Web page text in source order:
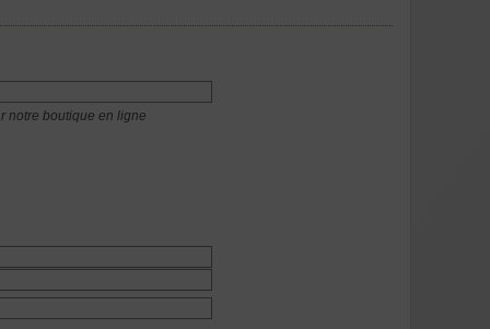
notre boutique en ligne